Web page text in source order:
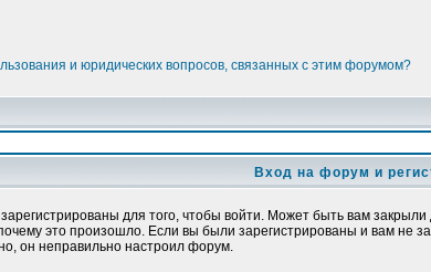
и юридических вопросов, связанных с этим форумом?
Вход на форум и
для того, чтобы войти. Может быть вам
это произошло. Если вы были зарегистрированы и вам не
он неправильно настроил форум.